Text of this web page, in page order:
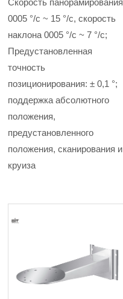
Скорость панорамирования
0005 °/с ~ 15 °/с, скорость
наклона 0005 °/с ~ 7 °/с;
Предустановленная
точность
позиционирования: ± 0,1 °;
поддержка абсолютного
положения,
предустановленного
положения, сканирования и
круиза